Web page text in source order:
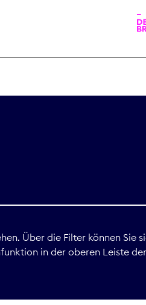
Print
Über die Filter können Sie
in der oberen Leiste der